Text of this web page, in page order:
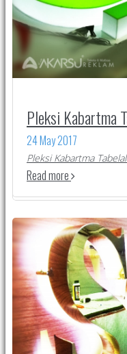
Pleksi Kabartma
24 May 2017
Pleksi Kabartma
Read more